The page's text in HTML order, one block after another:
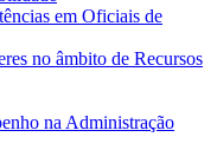
em Oficiais de
no âmbito de Recursos
na Administração